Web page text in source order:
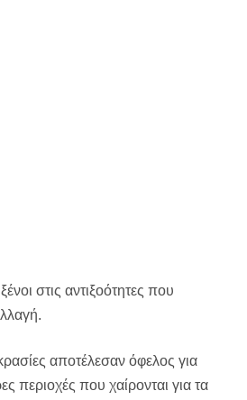
στις αντιξοότητες που
αποτέλεσαν όφελος για
περιοχές που χαίρονται για τα